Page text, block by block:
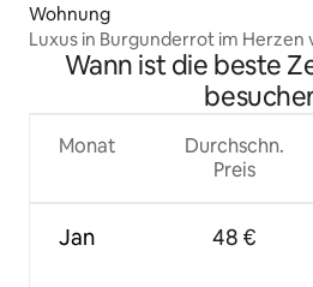
Wohnung
Luxus in Burgunderrot im Herzen
Wann ist die beste
Monat
Jan
Durchschn.
Preis
48 €